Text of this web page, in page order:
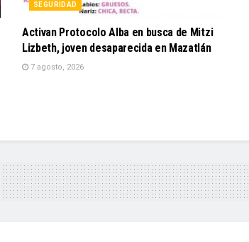
SEGURIDAD
Activan Protocolo Alba en busca de Mitzi
Lizbeth, joven desaparecida en Mazatlán
7 agosto, 2026